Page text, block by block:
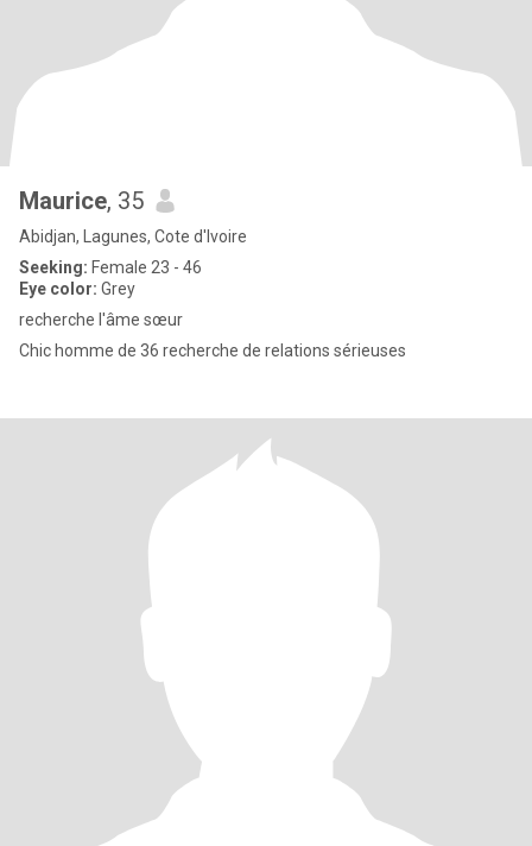
Maurice, 35
Abidjan, Lagunes, Cote d'Ivoire
Seeking: Female 23 - 46
Eye color: Grey
recherche l'âme sœur
Chic homme de 36 recherche de relations sérieuses